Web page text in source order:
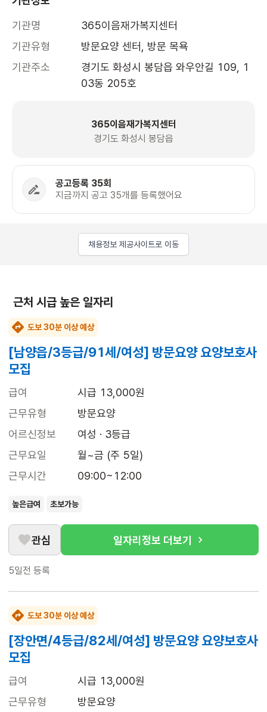
기관명
365이음재가복지센터
기관유형
방문요양 센터, 방문 목욕
기관주소
경기도 화성시 봉담읍 와우안길 109, 1
03동 205호
365이음재가복지센터
경기도 화성시 봉담읍
공고등록 35회
지금까지 공고 35개를 등록했어요
채용정보 제공사이트로 이동
근처 시급 높은 일자리
도보 30분 이상 예상
[남양읍/3등급/91세/여성] 방문요양 요양보호사
모집
급여
시급 13,000원
근무유형
방문요양
어르신정보
여성 · 3등급
근무요일
월~금 (주 5일)
근무시간
09:00~12:00
높은급여 초보가능
관심 일자리정보 더보기
5일전 등록
도보 30분 이상 예상
[장안면/4등급/82세/여성] 방문요양 요양보호사
모집
급여
시급 13,000원
근무유형
방문요양